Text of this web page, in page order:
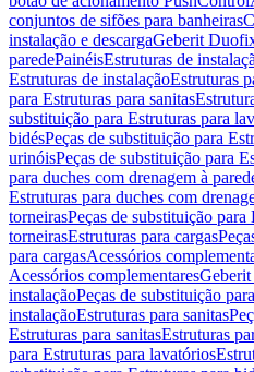
conjuntos de sifões para banheiras
instalação e descargaGeberit
paredePainéisEstruturas de
Estruturas de instalaçãoEstruturas
para Estruturas para sanitas
substituição para Estruturas para
bidésPeças de substituição para
urinóisPeças de substituição para
para duches com drenagem à
Estruturas para duches com
torneirasPeças de substituição para
torneirasEstruturas para cargas
para cargasAcessórios
Acessórios complementares
instalaçãoPeças de substituição
instalaçãoEstruturas para sanitas
Estruturas para sanitasEstruturas
para Estruturas para lavatórios